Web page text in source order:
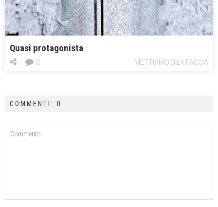
Quasi protagonista
METTIAMOCI LA FACCIA
0
COMMENTI: 0